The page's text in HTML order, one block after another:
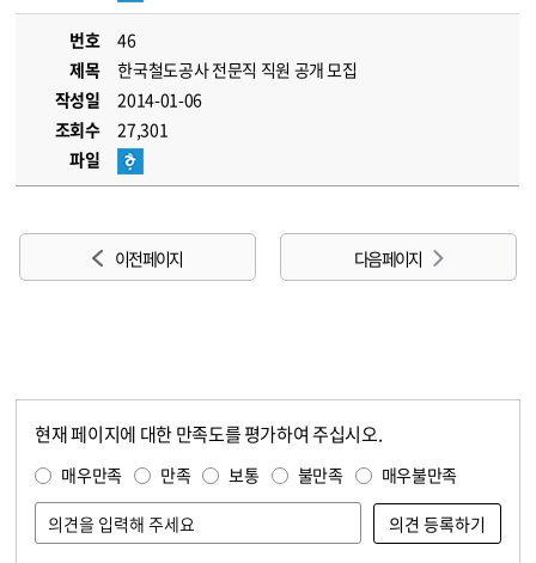
번호
46
제목
한국철도공사 전문직 직원 공개 모집
작성일
2014-01-06
조회수
27,301
파일
이전 페이지 다음 페이지
현재 페이지에 대한 만족도를 평가하여 주십시오.
매우만족 만족 보통 불만족 매우불만족